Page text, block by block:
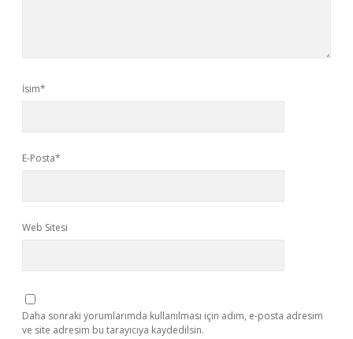
İsim*
E-Posta*
Web Sitesi
Daha sonraki yorumlarımda kullanılması için adım, e-posta adresim
ve site adresim bu tarayıcıya kaydedilsin.